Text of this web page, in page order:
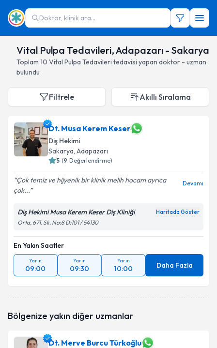
Doktor, klinik ara...
Vital Pulpa Tedavileri, Adapazarı - Sakarya
Toplam 10 Vital Pulpa Tedavileri tedavisi yapan doktor - uzman
bulundu
Filtrele Akıllı Sıralama
Dt. Musa Kerem Keser
Diş Hekimi
Sakarya, Adapazarı
5 (9 Değerlendirme)
Çok temiz ve hijyenik bir klinik melih hocam ayrıca
çok...
Devamı
Diş Hekimi Musa Kerem Keser Diş Kliniği Haritada Göster
Orta, 671. Sk. No:8 D:101 / 54130
En Yakın Saatler
Yarın
09:00
Yarın
09:30
Yarın
10:00 Daha Fazla
Bölgenize yakın diğer uzmanlar
Dt. Merve Burcu Türkoğlu